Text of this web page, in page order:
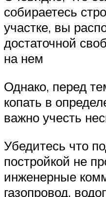
собираетесь
участке, вы
достаточной
на нем
Однако, перед
копать в
важно учесть
Убедитесь что
постройкой не
инженерные
газопровод,